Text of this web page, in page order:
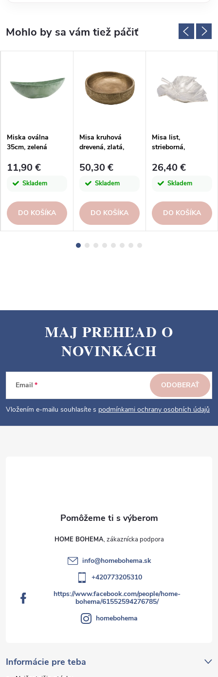
Miska oválna
35cm, zelená
11,90 €
Skladem
DO KOŠÍKA
Misa kruhová
drevená, zlatá,
50,30 €
Skladem
DO KOŠÍKA
Misa list,
strieborná,
26,40 €
Skladem
DO KOŠÍKA
p
e
MAJ PREHĽAD O
NOVINKÁCH
Email
Vložením e-mailu souhlasíte s podmínkami ochrany osobních údajů
ODOBERAŤ
Informácie pre teba
HOME BOHEMA
info@homebohema.sk
+420773205310
https://www.facebook.com/people/home-
bohema/61552594276785/
homebohema